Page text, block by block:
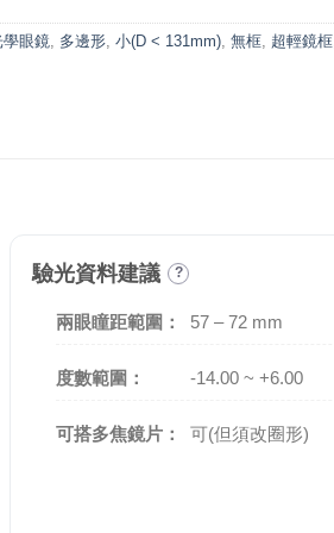
學眼鏡 多邊形 小(D < 131mm) 無框 超輕鏡框
驗光資料建議 ?
兩眼瞳距範圍： 57 – 72 mm
度數範圍： -14.00 ~ +6.00
可搭多焦鏡片： 可(但須改圈形)